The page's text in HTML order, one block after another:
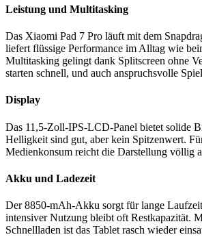
Leistung und Multitasking
Das Xiaomi Pad 7 Pro läuft mit dem
liefert flüssige Performance im Alltag wie
Multitasking gelingt dank Splitscreen ohne
starten schnell, und auch anspruchsvolle
Display
Das 11,5-Zoll-IPS-LCD-Panel bietet solide
Helligkeit sind gut, aber kein Spitzenwert.
Medienkonsum reicht die Darstellung völlig
Akku und Ladezeit
Der 8850-mAh-Akku sorgt für lange
intensiver Nutzung bleibt oft Restkapazität.
Schnellladen ist das Tablet rasch wieder